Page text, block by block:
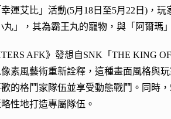
運艾比」活動(5月18日至5月22日)，
丸」，其為霸王丸的寵物，與「阿爾瑪
AFK》發想自SNK「THE KING
素風藝術重新詮釋，這種畫面風格與
的格鬥家隊伍並享受動態戰鬥。同時
性地打造專屬隊伍。